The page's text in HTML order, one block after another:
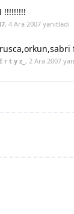
!!!!!!!!!
, 4 Ara 2007yanıtladı
r t y z_ , 2 Ara 2007